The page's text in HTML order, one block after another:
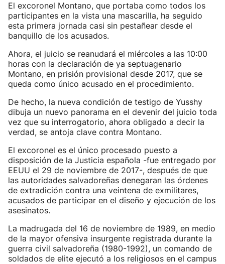
El excoronel Montano, que portaba como todos los
participantes en la vista una mascarilla, ha seguido
esta primera jornada casi sin pestañear desde el
banquillo de los acusados.
Ahora, el juicio se reanudará el miércoles a las 10:00
horas con la declaración de ya septuagenario
Montano, en prisión provisional desde 2017, que se
queda como único acusado en el procedimiento.
De hecho, la nueva condición de testigo de Yusshy
dibuja un nuevo panorama en el devenir del juicio toda
vez que su interrogatorio, ahora obligado a decir la
verdad, se antoja clave contra Montano.
El excoronel es el único procesado puesto a
disposición de la Justicia española -fue entregado por
EEUU el 29 de noviembre de 2017-, después de que
las autoridades salvadoreñas denegaran las órdenes
de extradición contra una veintena de exmilitares,
acusados de participar en el diseño y ejecución de los
asesinatos.
La madrugada del 16 de noviembre de 1989, en medio
de la mayor ofensiva insurgente registrada durante la
guerra civil salvadoreña (1980-1992), un comando de
soldados de elite ejecutó a los religiosos en el campus